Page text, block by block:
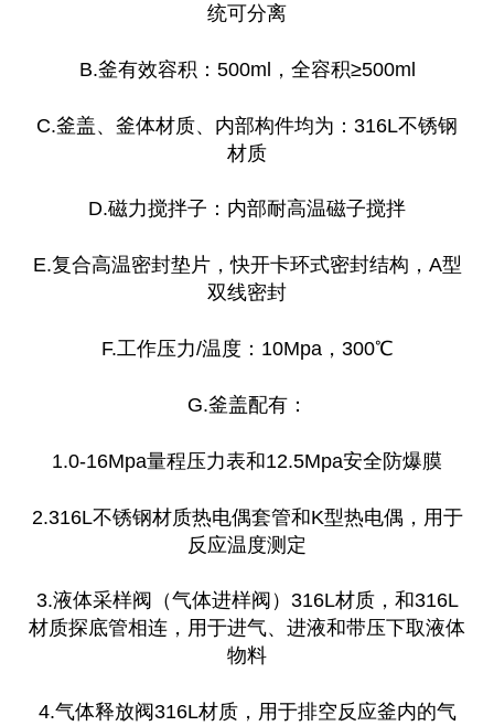
统可分离
B.釜有效容积：500ml，全容积≥500ml
C.釜盖、釜体材质、内部构件均为：316L不锈钢
材质
D.磁力搅拌子：内部耐高温磁子搅拌
E.复合高温密封垫片，快开卡环式密封结构，A型
双线密封
F.工作压力/温度：10Mpa，300℃
G.釜盖配有：
1.0-16Mpa量程压力表和12.5Mpa安全防爆膜
2.316L不锈钢材质热电偶套管和K型热电偶，用于
反应温度测定
3.液体采样阀（气体进样阀）316L材质，和316L
材质探底管相连，用于进气、进液和带压下取液体
物料
4.气体释放阀316L材质，用于排空反应釜内的气